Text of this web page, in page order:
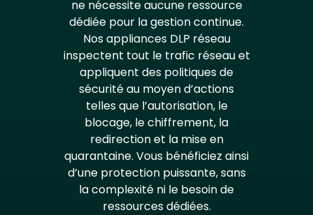
ne nécessite aucune ressource
dédiée pour la gestion continue.
Nos appliances DLP réseau
inspectent tout le trafic réseau et
appliquent des politiques de
sécurité au moyen d’actions
telles que l’autorisation, le
blocage, le chiffrement, la
redirection et la mise en
quarantaine. Vous bénéficiez ainsi
d’une protection puissante, sans
la complexité ni le besoin de
ressources dédiées.